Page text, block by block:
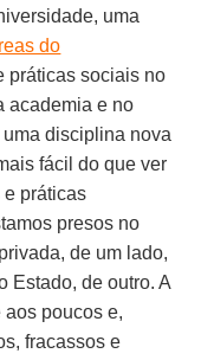
uma
do
práticas sociais no
academia e no
disciplina nova
fácil do que ver
práticas
presos no
de um lado,
Estado, de outro. A
poucos e,
fracassos e